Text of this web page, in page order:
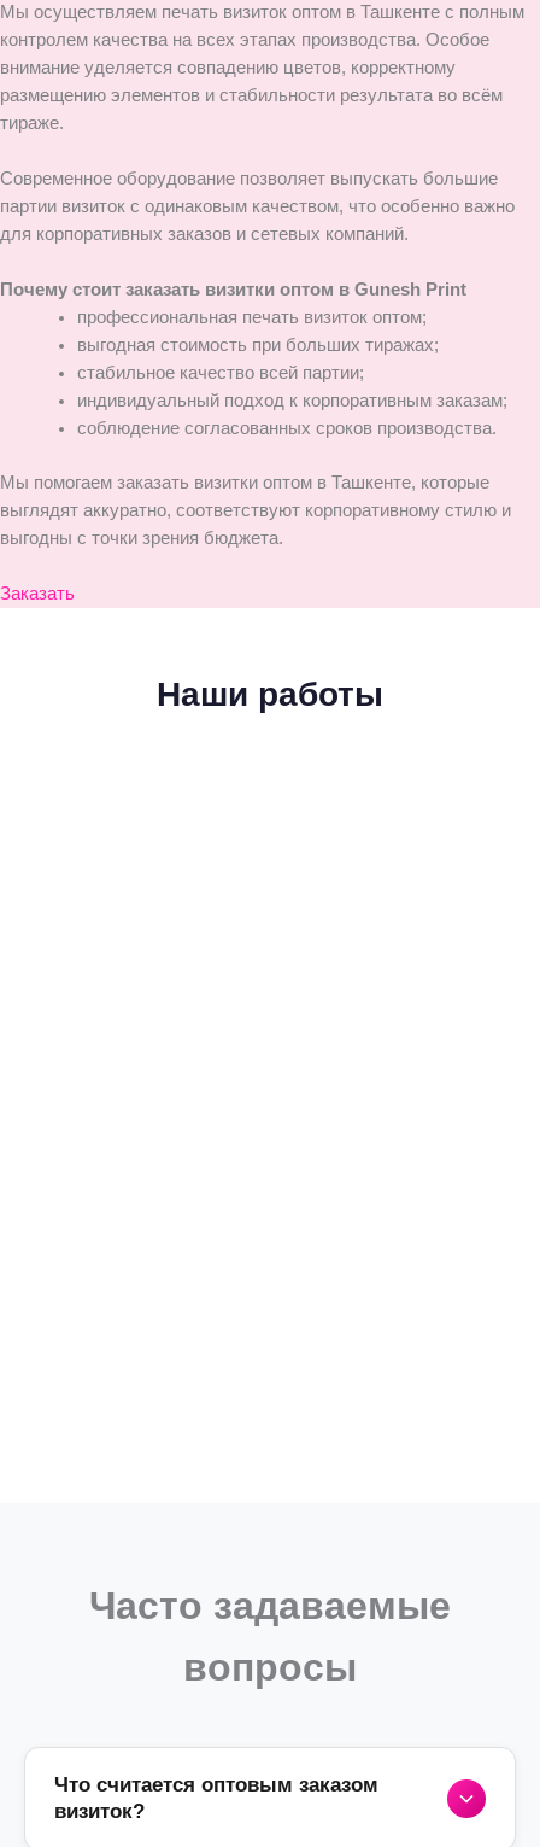
Мы осуществляем печать визиток оптом в Ташкенте с полным
контролем качества на всех этапах производства. Особое
внимание уделяется совпадению цветов, корректному
размещению элементов и стабильности результата во всём
тираже.
Современное оборудование позволяет выпускать большие
партии визиток с одинаковым качеством, что особенно важно
для корпоративных заказов и сетевых компаний.
Почему стоит заказать визитки оптом в Gunesh Print
профессиональная печать визиток оптом;
выгодная стоимость при больших тиражах;
стабильное качество всей партии;
индивидуальный подход к корпоративным заказам;
соблюдение согласованных сроков производства.
Мы помогаем заказать визитки оптом в Ташкенте, которые
выглядят аккуратно, соответствуют корпоративному стилю и
выгодны с точки зрения бюджета.
Заказать
Наши работы
Часто задаваемые
вопросы
Что считается оптовым заказом
визиток?